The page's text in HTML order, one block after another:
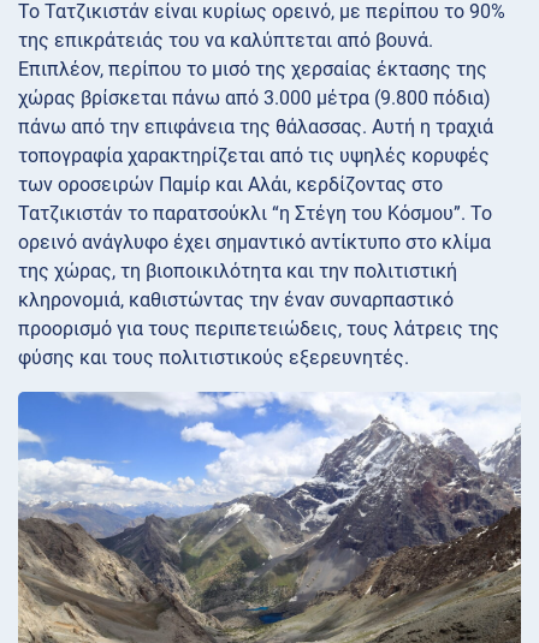
Το Τατζικιστάν είναι κυρίως ορεινό, με περίπου το 90%
της επικράτειάς του να καλύπτεται από βουνά.
Επιπλέον, περίπου το μισό της χερσαίας έκτασης της
χώρας βρίσκεται πάνω από 3.000 μέτρα (9.800 πόδια)
πάνω από την επιφάνεια της θάλασσας. Αυτή η τραχιά
τοπογραφία χαρακτηρίζεται από τις υψηλές κορυφές
των οροσειρών Παμίρ και Αλάι, κερδίζοντας στο
Τατζικιστάν το παρατσούκλι “η Στέγη του Κόσμου”. Το
ορεινό ανάγλυφο έχει σημαντικό αντίκτυπο στο κλίμα
της χώρας, τη βιοποικιλότητα και την πολιτιστική
κληρονομιά, καθιστώντας την έναν συναρπαστικό
προορισμό για τους περιπετειώδεις, τους λάτρεις της
φύσης και τους πολιτιστικούς εξερευνητές.